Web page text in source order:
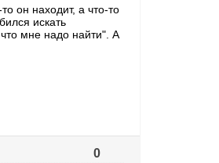
он находит, а что-то
искать
мне надо найти". А
0